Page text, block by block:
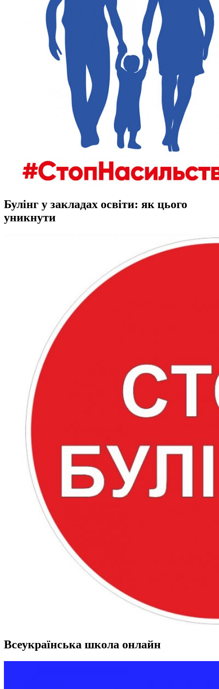
Булінг у закладах освіти: як цього
уникнути
Всеукраїнська школа онлайн